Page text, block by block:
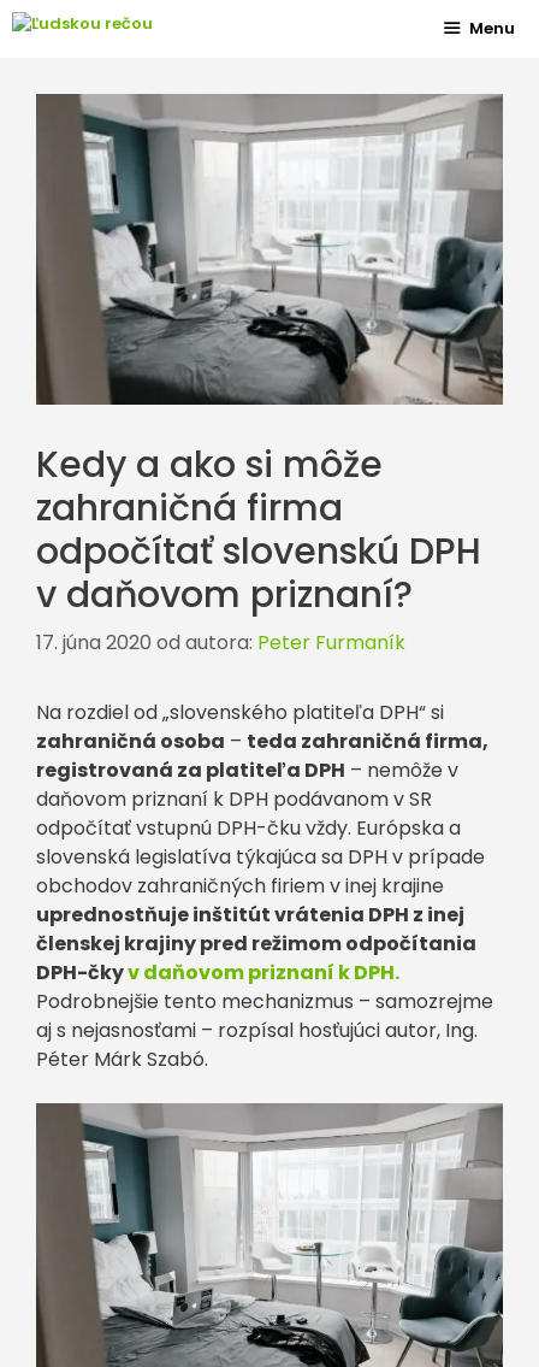
Preskočiť
Menu
Kedy a ako si môže
zahraničná firma
odpočítať slovenskú DPH
v daňovom priznaní?
17. júna 2020 od autora: Peter Furmaník
Na rozdiel od „slovenského platiteľa DPH“ si
zahraničná osoba – teda zahraničná firma,
registrovaná za platiteľa DPH – nemôže v
daňovom priznaní k DPH podávanom v SR
odpočítať vstupnú DPH-čku vždy. Európska a
slovenská legislatíva týkajúca sa DPH v prípade
obchodov zahraničných firiem v inej krajine
uprednostňuje inštitút vrátenia DPH z inej
členskej krajiny pred režimom odpočítania
DPH-čkyv daňovom priznaní k DPH.
Podrobnejšie tento mechanizmus – samozrejme
aj s nejasnosťami – rozpísal hosťujúci autor, Ing.
Péter Márk Szabó.